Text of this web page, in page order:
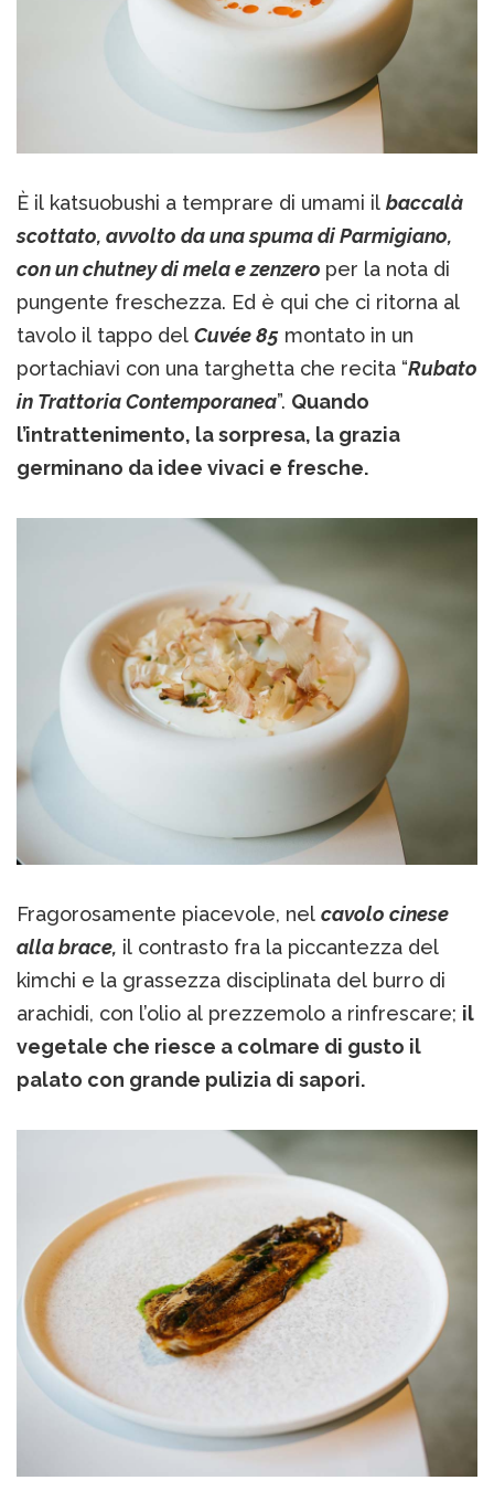
È il katsuobushi a temprare di umami il baccalà
scottato, avvolto da una spuma di Parmigiano,
con un chutney di mela e zenzero per la nota di
pungente freschezza. Ed è qui che ci ritorna al
tavolo il tappo del Cuvée 85 montato in un
portachiavi con una targhetta che recita “Rubato
in Trattoria Contemporanea”. Quando
l’intrattenimento, la sorpresa, la grazia
germinano da idee vivaci e fresche.
Fragorosamente piacevole, nel cavolo cinese
alla brace, il contrasto fra la piccantezza del
kimchi e la grassezza disciplinata del burro di
arachidi, con l’olio al prezzemolo a rinfrescare; il
vegetale che riesce a colmare di gusto il
palato con grande pulizia di sapori.